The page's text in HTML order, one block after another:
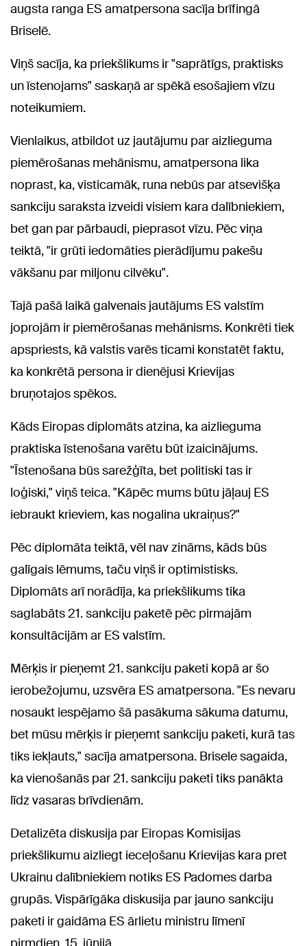
augsta ranga ES amatpersona sacīja brīfingā
Briselē.
Viņš sacīja, ka priekšlikums ir "saprātīgs, praktisks
un īstenojams" saskaņā ar spēkā esošajiem vīzu
noteikumiem.
Vienlaikus, atbildot uz jautājumu par aizlieguma
piemērošanas mehānismu, amatpersona lika
noprast, ka, visticamāk, runa nebūs par atsevišķa
sankciju saraksta izveidi visiem kara dalībniekiem,
bet gan par pārbaudi, pieprasot vīzu. Pēc viņa
teiktā, "ir grūti iedomāties pierādījumu pakešu
vākšanu par miljonu cilvēku".
Tajā pašā laikā galvenais jautājums ES valstīm
joprojām ir piemērošanas mehānisms. Konkrēti tiek
apspriests, kā valstis varēs ticami konstatēt faktu,
ka konkrētā persona ir dienējusi Krievijas
bruņotajos spēkos.
Kāds Eiropas diplomāts atzina, ka aizlieguma
praktiska īstenošana varētu būt izaicinājums.
"Īstenošana būs sarežģīta, bet politiski tas ir
loģiski," viņš teica. "Kāpēc mums būtu jāļauj ES
iebraukt krieviem, kas nogalina ukraiņus?"
Pēc diplomāta teiktā, vēl nav zināms, kāds būs
galīgais lēmums, taču viņš ir optimistisks.
Diplomāts arī norādīja, ka priekšlikums tika
saglabāts 21. sankciju paketē pēc pirmajām
konsultācijām ar ES valstīm.
Mērķis ir pieņemt 21. sankciju paketi kopā ar šo
ierobežojumu, uzsvēra ES amatpersona. "Es nevaru
nosaukt iespējamo šā pasākuma sākuma datumu,
bet mūsu mērķis ir pieņemt sankciju paketi, kurā tas
tiks iekļauts," sacīja amatpersona. Brisele sagaida,
ka vienošanās par 21. sankciju paketi tiks panākta
līdz vasaras brīvdienām.
Detalizēta diskusija par Eiropas Komisijas
priekšlikumu aizliegt ieceļošanu Krievijas kara pret
Ukrainu dalībniekiem notiks ES Padomes darba
grupās. Vispārīgāka diskusija par jauno sankciju
paketi ir gaidāma ES ārlietu ministru līmenī